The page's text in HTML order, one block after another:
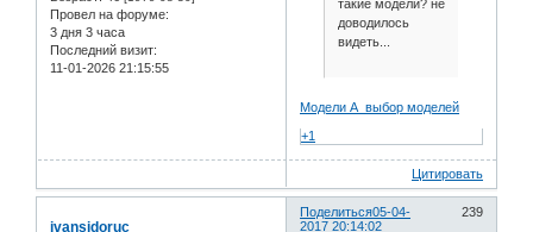
Провел на форуме:
3 дня 3 часа
Последний визит:
11-01-2026 21:15:55
такие модели? не
доводилось
видеть...
Модели А выбор моделей
+1
Цитировать
Поделиться 239
05-04-
2017 20:14:02
ivansidoruc